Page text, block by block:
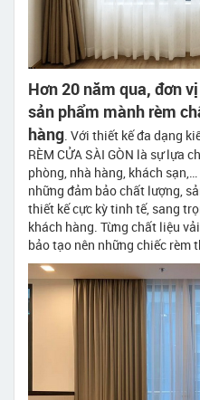
Hơn 20 năm qua, đơn
sản phẩm mành rèm
hàng . Với thiết kế đa dạng
RÈM CỬA SÀI GÒN là sự lựa
phòng, nhà hàng, khách
những đảm bảo chất lượng,
thiết kế cực kỳ tinh tế, sang
khách hàng. Từng chất liệu
bảo tạo nên những chiếc rèm